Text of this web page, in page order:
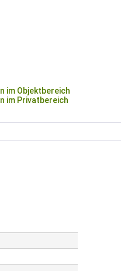
im Objektbereich
im Privatbereich